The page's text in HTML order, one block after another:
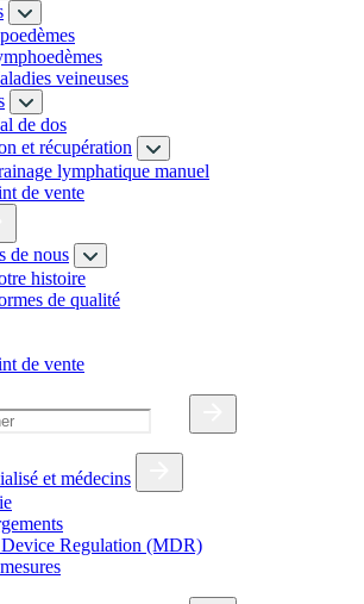
veineuses
de dos
et récupération
lymphatique manuel
de vente
de nous
histoire
de qualité
de vente
et médecins
Regulation (MDR)